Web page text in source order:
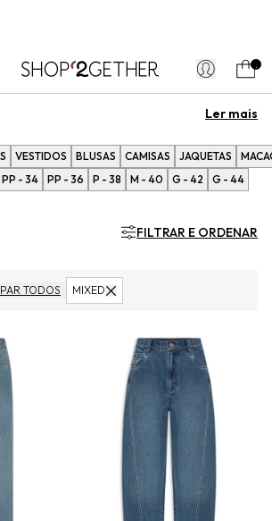
história, o jeans atravessou a fronteira do
das tendências de moda. A cada
em modelagens diferentes. Escolha o
o item-chave do guarda-roupa.
VESTIDOS BLUSAS CAMISAS JAQUETAS
PP - 34 PP - 36 P - 38 M - 40 G - 42 G - 44
TODOS MIXED
FILTRAR E ORDENAR